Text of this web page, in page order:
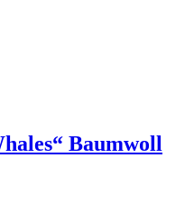
Baumwoll